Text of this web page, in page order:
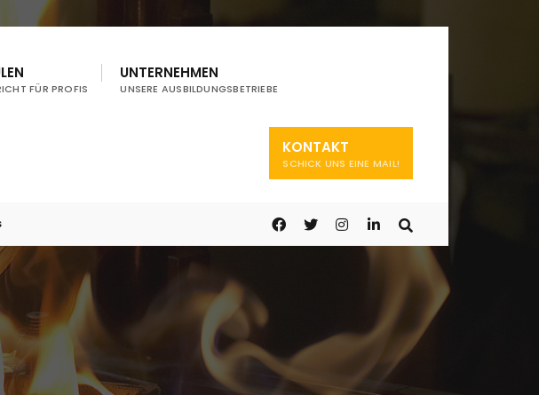
FÜR PROFIS
UNTERNEHMEN
UNSERE AUSBILDUNGSBETRIEBE
KONTAKT
SCHICK UNS EINE MAIL!